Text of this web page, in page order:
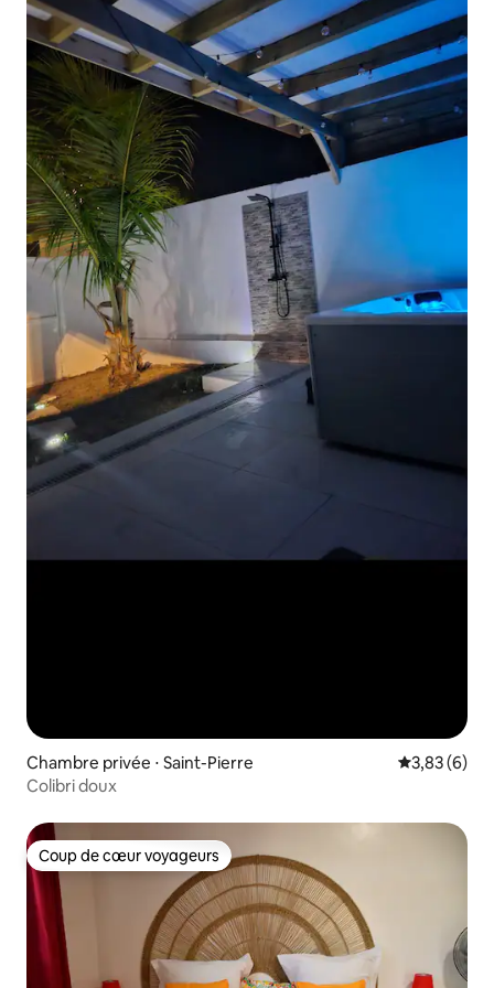
Chambre privée ⋅ Saint-Pierre Évaluation
3,83 (6)
Colibri doux
Coup de cœur voyageurs
Coup de cœur voyageurs